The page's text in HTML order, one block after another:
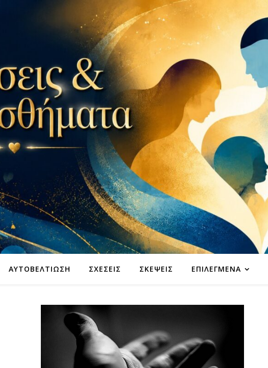
ΑΥΤΟΒΕΛΤΊΩΣΗ ΣΧΈΣΕΙΣ ΣΚΈΨΕΙΣ ΕΠΙΛΕΓΜΈΝΑ